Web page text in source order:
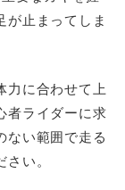
が止まってしま
力に合わせて上
者ライダーに求
ない範囲で走る
い。